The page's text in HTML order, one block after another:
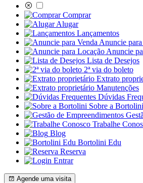
Comprar
Alugar
Lançamentos
Anuncie
Anuncie
Lista de Desejos
2ª via do boleto
Extrato
Manutenções
Dúvidas
Sobre a Bortolini
Trabalhe
Blog
Bortolini Edu
Reserva
Entrar
Agende uma visita